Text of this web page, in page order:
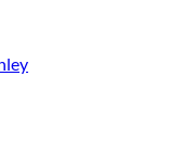
aquí para hacer
para ofrecerte en
Sodimac
proyectos y
tenemos para